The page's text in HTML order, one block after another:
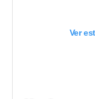
Ver